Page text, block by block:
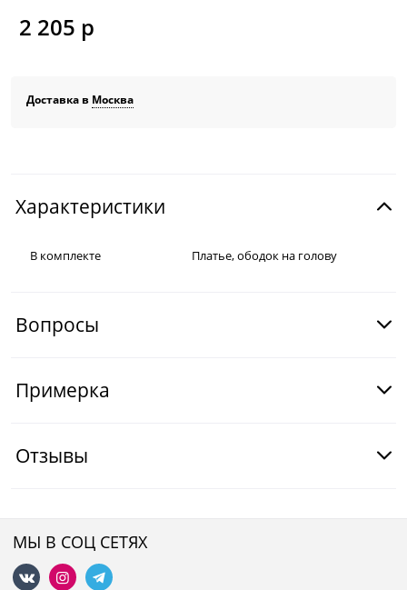
2 205 р
Доставка в Москва
Характеристики
В комплекте Платье, ободок на голову
Вопросы
Примерка
Отзывы
МЫ В СОЦ СЕТЯХ